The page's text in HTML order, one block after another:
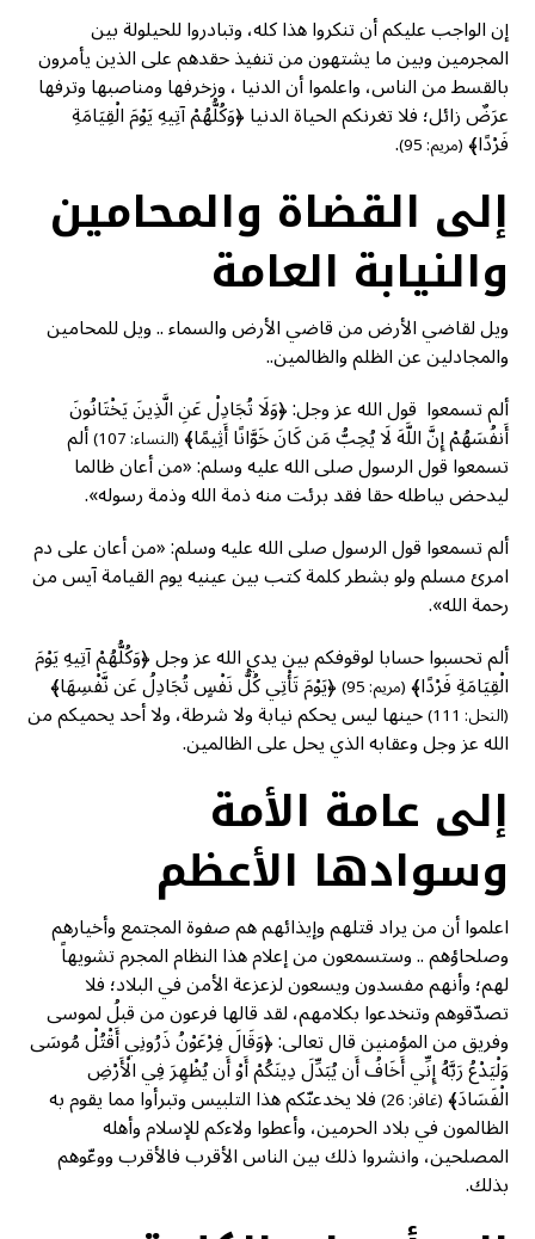
إن الواجب عليكم أن تنكروا هذا كله، وتبادروا للحيلولة بين
المجرمين وبين ما يشتهون من تنفيذ حقدهم على الذين يأمرون
بالقسط من الناس، واعلموا أن الدنيا ، وزخرفها ومناصبها وترفها
عرَضٌ زائل؛ فلا تغرنكم الحياة الدنيا ﴿وَكُلُّهُمْ آتِيهِ يَوْمَ الْقِيَامَةِ
فَرْدًا﴾(مريم: 95) .
إلى القضاة والمحامين
والنيابة العامة
ويل لقاضي الأرض من قاضي الأرض والسماء .. ويل للمحامين
والمجادلين عن الظلم والظالمين..
ألم تسمعوا قول الله عز وجل: ﴿وَلَا تُجَادِلْ عَنِ الَّذِينَ يَخْتَانُونَ
أَنفُسَهُمْ إِنَّ اللَّهَ لَا يُحِبُّ مَن كَانَ خَوَّانًا أَثِيمًا﴾(النساء: 107) ألم
تسمعوا قول الرسول صلى الله عليه وسلم: «من أعان ظالما
ليدحض بباطله حقا فقد برئت منه ذمة الله وذمة رسوله».
ألم تسمعوا قول الرسول صلى الله عليه وسلم: «من أعان على دم
امرئ مسلم ولو بشطر كلمة كتب بين عينيه يوم القيامة آيس من
رحمة الله».
ألم تحسبوا حسابا لوقوفكم بين يدي الله عز وجل ﴿وَكُلُّهُمْ آتِيهِ يَوْمَ
الْقِيَامَةِ فَرْدًا﴾(مريم: 95) ﴿يَوْمَ تَأْتِي كُلُّ نَفْسٍ تُجَادِلُ عَن نَّفْسِهَا﴾
(النحل: 111) حينها ليس يحكم نيابة ولا شرطة، ولا أحد يحميكم من
الله عز وجل وعقابه الذي يحل على الظالمين.
إلى عامة الأمة
وسوادها الأعظم
اعلموا أن من يراد قتلهم وإيذائهم هم صفوة المجتمع وأخيارهم
وصلحاؤهم .. وستسمعون من إعلام هذا النظام المجرم تشويهاً
لهم؛ وأنهم مفسدون ويسعون لزعزعة الأمن في البلاد؛ فلا
تصدّقوهم وتنخدعوا بكلامهم، لقد قالها فرعون من قبلُ لموسى
وفريق من المؤمنين قال تعالى: ﴿وَقَالَ فِرْعَوْنُ ذَرُونِي أَقْتُلْ مُوسَى
وَلْيَدْعُ رَبَّهُ إِنِّي أَخَافُ أَن يُبَدِّلَ دِينَكُمْ أَوْ أَن يُظْهِرَ فِي الْأَرْضِ
الْفَسَادَ﴾(غافر: 26) فلا يخدعنّكم هذا التلبيس وتبرأوا مما يقوم به
الظالمون في بلاد الحرمين، وأعطوا ولاءكم للإسلام وأهله
المصلحين، وانشروا ذلك بين الناس الأقرب فالأقرب ووعّوهم
بذلك.